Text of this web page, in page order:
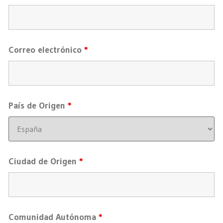
Correo electrónico *
País de Origen *
Ciudad de Origen *
Comunidad Autónoma *